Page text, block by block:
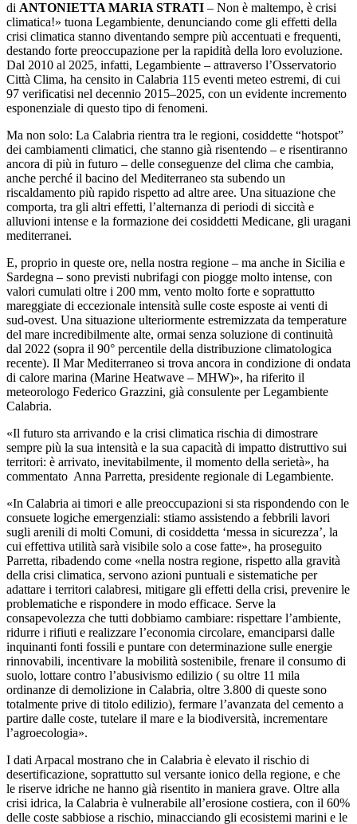
di ANTONIETTA MARIA STRATI – Non è maltempo, è crisi
climatica!» tuona Legambiente, denunciando come gli effetti della
crisi climatica stanno diventando sempre più accentuati e frequenti,
destando forte preoccupazione per la rapidità della loro evoluzione.
Dal 2010 al 2025, infatti, Legambiente – attraverso l’Osservatorio
Città Clima, ha censito in Calabria 115 eventi meteo estremi, di cui
97 verificatisi nel decennio 2015–2025, con un evidente incremento
esponenziale di questo tipo di fenomeni.
Ma non solo: La Calabria rientra tra le regioni, cosiddette “hotspot”
dei cambiamenti climatici, che stanno già risentendo – e risentiranno
ancora di più in futuro – delle conseguenze del clima che cambia,
anche perché il bacino del Mediterraneo sta subendo un
riscaldamento più rapido rispetto ad altre aree. Una situazione che
comporta, tra gli altri effetti, l’alternanza di periodi di siccità e
alluvioni intense e la formazione dei cosiddetti Medicane, gli uragani
mediterranei.
E, proprio in queste ore, nella nostra regione – ma anche in Sicilia e
Sardegna – sono previsti nubrifagi con piogge molto intense, con
valori cumulati oltre i 200 mm, vento molto forte e soprattutto
mareggiate di eccezionale intensità sulle coste esposte ai venti di
sud-ovest. Una situazione ulteriormente estremizzata da temperature
del mare incredibilmente alte, ormai senza soluzione di continuità
dal 2022 (sopra il 90° percentile della distribuzione climatologica
recente). Il Mar Mediterraneo si trova ancora in condizione di ondata
di calore marina (Marine Heatwave – MHW)», ha riferito il
meteorologo Federico Grazzini, già consulente per Legambiente
Calabria.
«Il futuro sta arrivando e la crisi climatica rischia di dimostrare
sempre più la sua intensità e la sua capacità di impatto distruttivo sui
territori: è arrivato, inevitabilmente, il momento della serietà», ha
commentato Anna Parretta, presidente regionale di Legambiente.
«In Calabria ai timori e alle preoccupazioni si sta rispondendo con le
consuete logiche emergenziali: stiamo assistendo a febbrili lavori
sugli arenili di molti Comuni, di cosiddetta ‘messa in sicurezza’, la
cui effettiva utilità sarà visibile solo a cose fatte», ha proseguito
Parretta, ribadendo come «nella nostra regione, rispetto alla gravità
della crisi climatica, servono azioni puntuali e sistematiche per
adattare i territori calabresi, mitigare gli effetti della crisi, prevenire le
problematiche e rispondere in modo efficace. Serve la
consapevolezza che tutti dobbiamo cambiare: rispettare l’ambiente,
ridurre i rifiuti e realizzare l’economia circolare, emanciparsi dalle
inquinanti fonti fossili e puntare con determinazione sulle energie
rinnovabili, incentivare la mobilità sostenibile, frenare il consumo di
suolo, lottare contro l’abusivismo edilizio ( su oltre 11 mila
ordinanze di demolizione in Calabria, oltre 3.800 di queste sono
totalmente prive di titolo edilizio), fermare l’avanzata del cemento a
partire dalle coste, tutelare il mare e la biodiversità, incrementare
l’agroecologia».
I dati Arpacal mostrano che in Calabria è elevato il rischio di
desertificazione, soprattutto sul versante ionico della regione, e che
le riserve idriche ne hanno già risentito in maniera grave. Oltre alla
crisi idrica, la Calabria è vulnerabile all’erosione costiera, con il 60%
delle coste sabbiose a rischio, minacciando gli ecosistemi marini e le